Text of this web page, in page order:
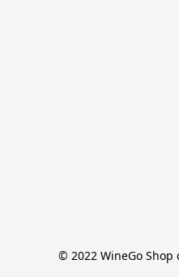
© 2022 WineGo